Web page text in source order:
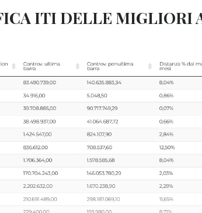
ITI DELLE MIGLIORI